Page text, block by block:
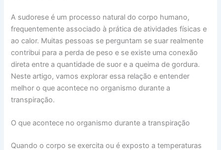
A sudorese é um processo natural do corpo humano,
frequentemente associado à prática de atividades físicas e
ao calor. Muitas pessoas se perguntam se suar realmente
contribui para a perda de peso e se existe uma conexão
direta entre a quantidade de suor e a queima de gordura.
Neste artigo, vamos explorar essa relação e entender
melhor o que acontece no organismo durante a
transpiração.
O que acontece no organismo durante a transpiração
Quando o corpo se exercita ou é exposto a temperaturas